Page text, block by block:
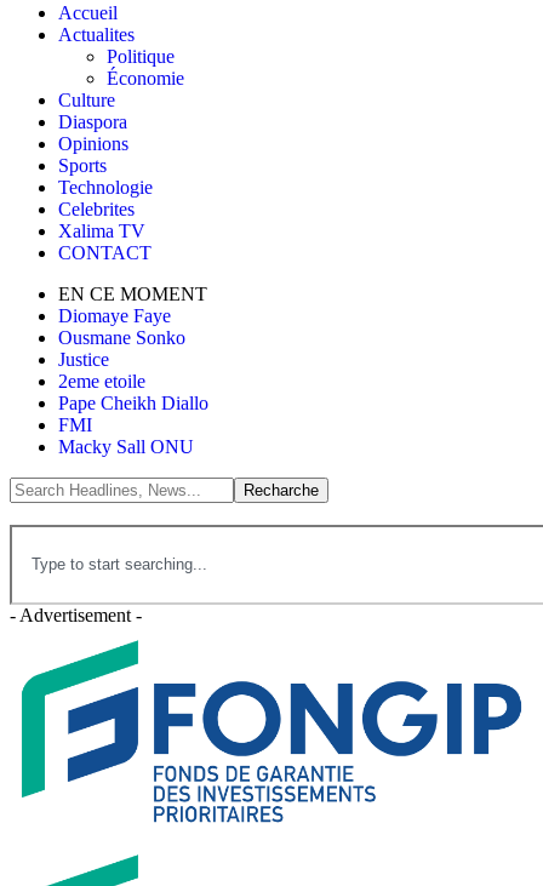
Accueil
Actualites
Politique
Économie
Culture
Diaspora
Opinions
Sports
Technologie
Celebrites
Xalima TV
CONTACT
EN CE MOMENT
Diomaye Faye
Ousmane Sonko
Justice
2eme etoile
Pape Cheikh Diallo
FMI
Macky Sall ONU
- Advertisement -